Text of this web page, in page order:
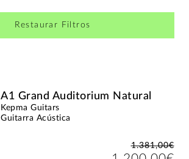
Restaurar Filtros
A1 Grand Auditorium Natural
Kepma Guitars
Guitarra Acústica
1.381,00€